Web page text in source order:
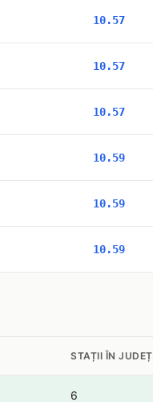
10.57
10.57
10.57
10.59
10.59
10.59
STAȚII ÎN JUDEȚ
6